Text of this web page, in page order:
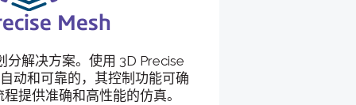
Mesh
分解决方案。使用 3D Precise
动和可靠的，其控制功能可确
提供准确和高性能的仿真。